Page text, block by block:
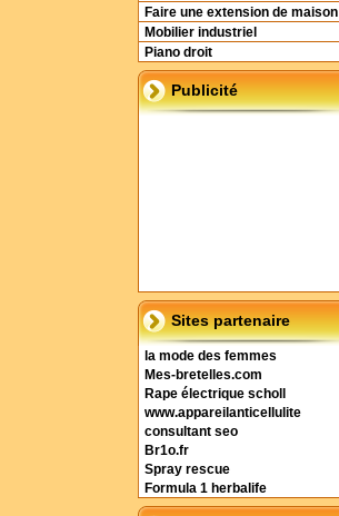
Faire une extension de maison
Mobilier industriel
Piano droit
Publicité
Sites partenaire
la mode des femmes
Mes-bretelles.com
Rape électrique scholl
www.appareilanticellulite
consultant seo
Br1o.fr
Spray rescue
Formula 1 herbalife